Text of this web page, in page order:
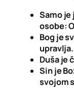
Samo je
osobe:
Bog je
upravlja.
Duša je
Sin je
svojom